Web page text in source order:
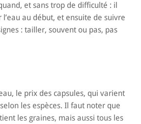
et sans trop de difficulté : il
au début, et ensuite de suivre
: tailler, souvent ou pas, pas
le prix des capsules, qui varient
les espèces. Il faut noter que
les graines, mais aussi tous les